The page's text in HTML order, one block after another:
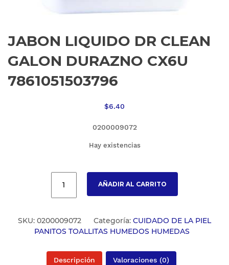
JABON LIQUIDO DR CLEAN
GALON DURAZNO CX6U
7861051503796
$6.40
0200009072
Hay existencias
AÑADIR AL CARRITO
SKU: 0200009072 Categoría: CUIDADO DE LA PIEL
PANITOS TOALLITAS HUMEDOS HUMEDAS
Descripción Valoraciones (0)